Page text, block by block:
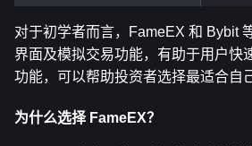
对于初学者而言，FameEX 和 Bybit
界面及模拟交易功能，有助于用户快
功能，可以帮助投资者选择最适合自
为什么选择 FameEX？